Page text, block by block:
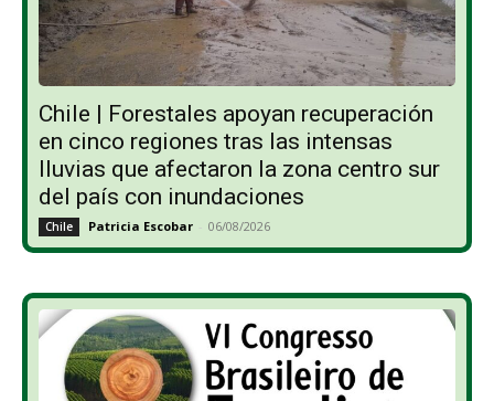
Chile | Forestales apoyan recuperación
en cinco regiones tras las intensas
lluvias que afectaron la zona centro sur
del país con inundaciones
Chile Patricia Escobar - 06/08/2026